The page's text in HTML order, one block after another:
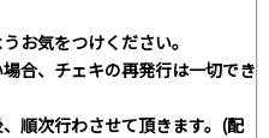
お気をつけください。
合、チェキの再発行は一切でき
順次行わさせて頂きます。(配